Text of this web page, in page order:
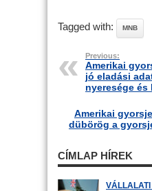
Tagged with: MNB
Previous:
Amerikai
jó eladási
nyeresége és
Amerikai
dübörög a
CÍMLAP HÍREK